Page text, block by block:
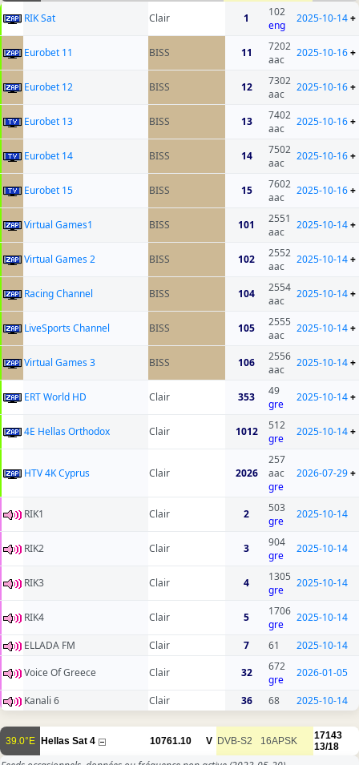
RIK Sat Clair 1
102
eng
2025-10-14+
Eurobet 11 BISS 11
7202
aac
2025-10-16+
Eurobet 12 BISS 12
7302
aac
2025-10-16+
Eurobet 13 BISS 13
7402
aac
2025-10-16+
Eurobet 14 BISS 14
7502
aac
2025-10-16+
Eurobet 15 BISS 15
7602
aac
2025-10-16+
Virtual Games1 BISS 101
2551
aac
2025-10-14+
Virtual Games 2 BISS 102
2552
aac
2025-10-14+
Racing Channel BISS 104
2554
aac
2025-10-14+
LiveSports Channel BISS 105
2555
aac
2025-10-14+
Virtual Games 3 BISS 106
2556
aac
2025-10-14+
ERT World HD Clair 353
49
gre
2025-10-14+
4E Hellas Orthodox Clair 1012
512
gre
2025-10-14+
HTV 4K Cyprus Clair 2026
257
aac
gre
2026-07-29+
RIK1 Clair 2
503
gre
2025-10-14
RIK2 Clair 3
904
gre
2025-10-14
RIK3 Clair 4
1305
gre
2025-10-14
RIK4 Clair 5
1706
gre
2025-10-14
ELLADA FM Clair 7 61
2025-10-14
Voice Of Greece
Clair 32
672
gre
2026-01-05
Kanali 6 Clair 36 68 2025-10-14
39.0°E Hellas Sat 4 10761.10 V DVB-S2 16APSK
17143
13/18